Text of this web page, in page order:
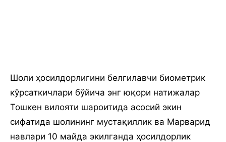
Шоли ҳосилдорлигини белгилавчи биометрик
кўрсаткичлари бўйича энг юқори натижалар
Тошкен вилояти шароитида асосий экин
сифатида шолининг мустақиллик ва Марварид
навлари 10 майда экилганда ҳосилдорлик